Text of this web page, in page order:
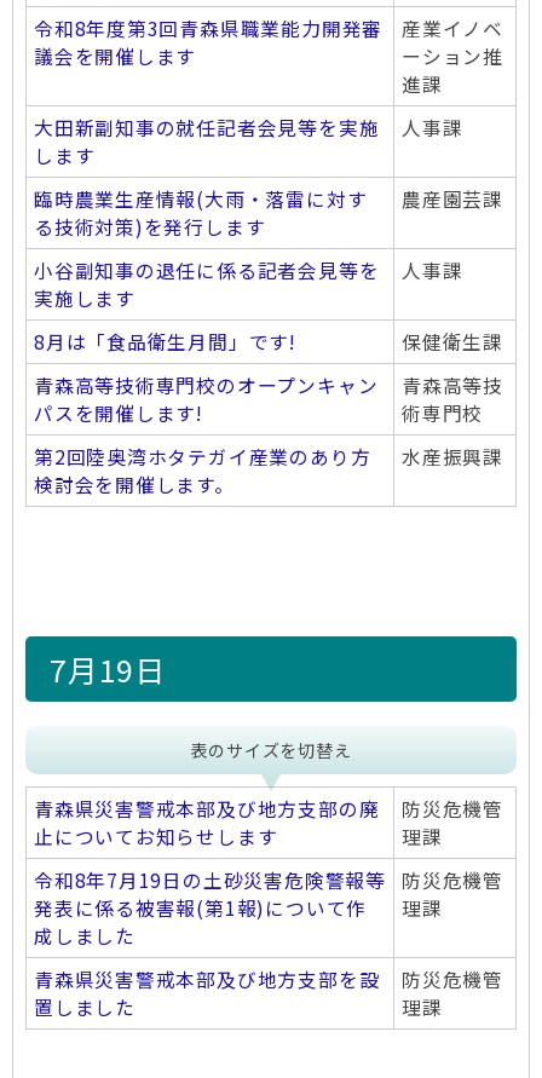
令和8年度第3回青森県職業能力開発審
議会を開催します
産業イノベ
ーション推
進課
大田新副知事の就任記者会見等を実施
します
人事課
臨時農業生産情報(大雨・落雷に対す
る技術対策)を発行します
農産園芸課
小谷副知事の退任に係る記者会見等を
実施します
人事課
8月は「食品衛生月間」です!
保健衛生課
青森高等技術専門校のオープンキャン
パスを開催します!
青森高等技
術専門校
第2回陸奥湾ホタテガイ産業のあり方
検討会を開催します。
水産振興課
7月19日
表のサイズを切替え
青森県災害警戒本部及び地方支部の廃
止についてお知らせします
防災危機管
理課
令和8年7月19日の土砂災害危険警報等
発表に係る被害報(第1報)について作
成しました
防災危機管
理課
青森県災害警戒本部及び地方支部を設
置しました
防災危機管
理課